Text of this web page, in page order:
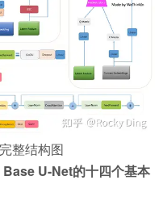
整结构图
U-Net的十四个基本